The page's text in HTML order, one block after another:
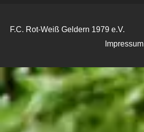
F.C. Rot-Weiß Geldern 1979 e.V.
Impressum